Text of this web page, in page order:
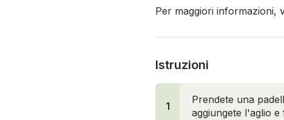
Per maggiori informazioni,
Istruzioni
1
Prendete una
aggiungete l'aglio e